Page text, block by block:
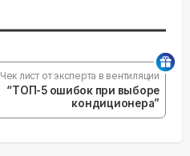
Чек лист от эксперта в вентиляции
“ТОП-5 ошибок при выборе
кондиционера”